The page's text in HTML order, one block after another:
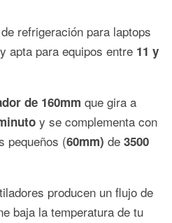
refrigeración para laptops
y apta para equipos entre 11 y
de 160mm que gira a
y se complementa con
pequeños (60mm) de 3500
producen un flujo de
baja la temperatura de tu